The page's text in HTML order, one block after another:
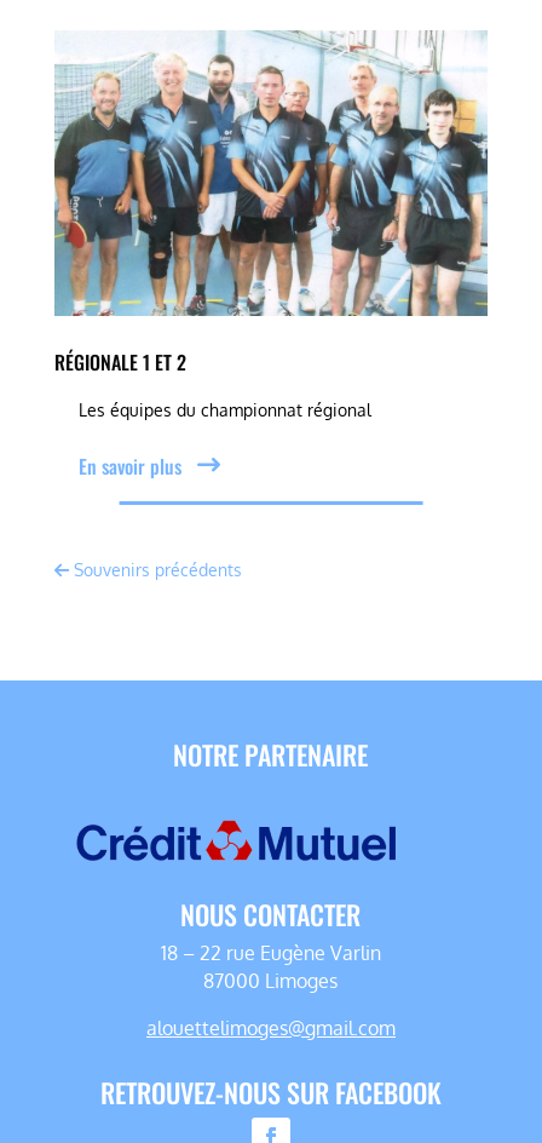
RÉGIONALE 1 ET 2
Les équipes du championnat régional
En savoir plus
Souvenirs précédents
NOTRE PARTENAIRE
NOUS CONTACTER
18 – 22 rue Eugène Varlin
87000 Limoges
alouettelimoges@gmail.com
RETROUVEZ-NOUS SUR FACEBOOK